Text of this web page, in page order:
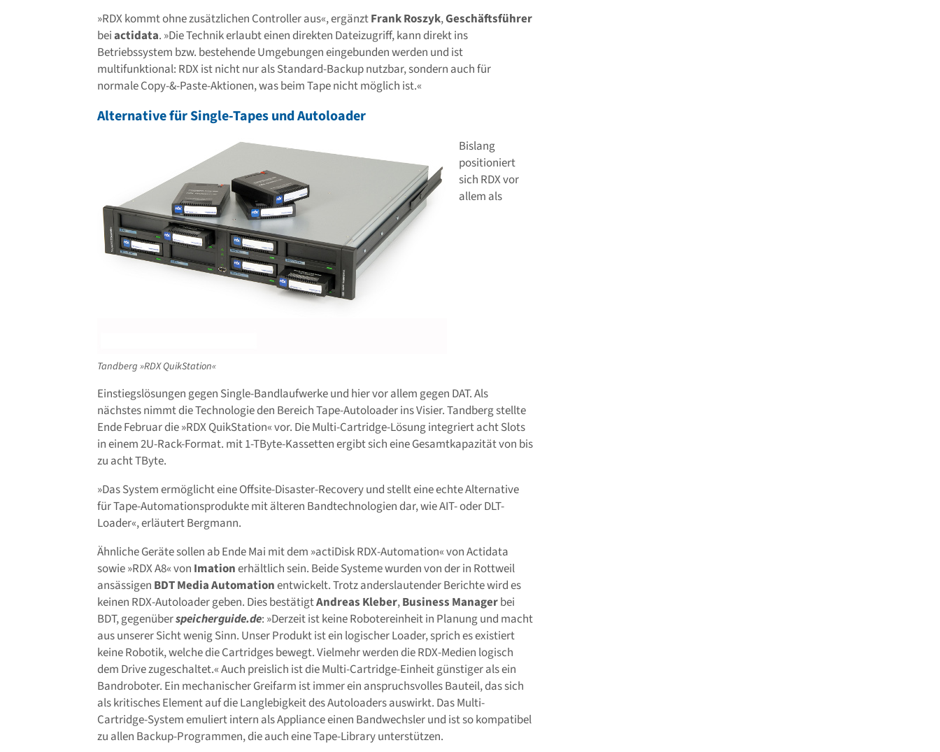
»RDX kommt ohne zusätzlichen Controller aus«, ergänztFrank Roszyk,Geschäftsführer
beiactidata. »Die Technik erlaubt einen direkten Dateizugriff, kann direkt ins
Betriebssystem bzw. bestehende Umgebungen eingebunden werden und ist
multifunktional: RDX ist nicht nur als Standard-Backup nutzbar, sondern auch für
normale Copy-&-Paste-Aktionen, was beim Tape nicht möglich ist.«
Alternative für Single-Tapes und Autoloader
Tandberg »RDX QuikStation«
Bislang
positioniert
sich RDX vor
allem als
Einstiegslösungen gegen Single-Bandlaufwerke und hier vor allem gegen DAT. Als
nächstes nimmt die Technologie den Bereich Tape-Autoloader ins Visier. Tandberg stellte
Ende Februar die »RDX QuikStation« vor. Die Multi-Cartridge-Lösung integriert acht Slots
in einem 2U-Rack-Format. mit 1-TByte-Kassetten ergibt sich eine Gesamtkapazität von bis
zu acht TByte.
»Das System ermöglicht eine Offsite-Disaster-Recovery und stellt eine echte Alternative
für Tape-Automationsprodukte mit älteren Bandtechnologien dar, wie AIT- oder DLT-
Loader«, erläutert Bergmann.
Ähnliche Geräte sollen ab Ende Mai mit dem »actiDisk RDX-Automation« von Actidata
sowie »RDX A8« von Imationerhältlich sein. Beide Systeme wurden von der in Rottweil
ansässigen BDT Media Automationentwickelt. Trotz anderslautender Berichte wird es
keinen RDX-Autoloader geben. Dies bestätigtAndreas Kleber,Business Managerbei
BDT, gegenüberspeicherguide.de: »Derzeit ist keine Robotereinheit in Planung und macht
aus unserer Sicht wenig Sinn. Unser Produkt ist ein logischer Loader, sprich es existiert
keine Robotik, welche die Cartridges bewegt. Vielmehr werden die RDX-Medien logisch
dem Drive zugeschaltet.« Auch preislich ist die Multi-Cartridge-Einheit günstiger als ein
Bandroboter. Ein mechanischer Greifarm ist immer ein anspruchsvolles Bauteil, das sich
als kritisches Element auf die Langlebigkeit des Autoloaders auswirkt. Das Multi-
Cartridge-System emuliert intern als Appliance einen Bandwechsler und ist so kompatibel
zu allen Backup-Programmen, die auch eine Tape-Library unterstützen.